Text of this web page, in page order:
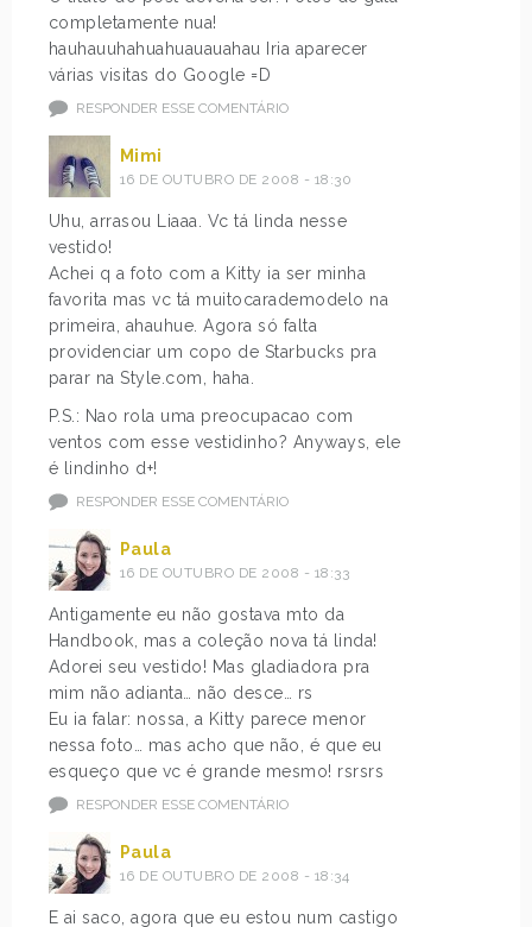
completamente nua!
hauhauuhahuahuauauahau Iria aparecer
várias visitas do Google =D
RESPONDER ESSE COMENTÁRIO
Mimi
16 DE OUTUBRO DE 2008 - 18:30
Uhu, arrasou Liaaa. Vc tá linda nesse
vestido!
Achei q a foto com a Kitty ia ser minha
favorita mas vc tá muitocarademodelo na
primeira, ahauhue. Agora só falta
providenciar um copo de Starbucks pra
parar na Style.com, haha.
P.S.: Nao rola uma preocupacao com
ventos com esse vestidinho? Anyways, ele
é lindinho d+!
RESPONDER ESSE COMENTÁRIO
Paula
16 DE OUTUBRO DE 2008 - 18:33
Antigamente eu não gostava mto da
Handbook, mas a coleção nova tá linda!
Adorei seu vestido! Mas gladiadora pra
mim não adianta… não desce… rs
Eu ia falar: nossa, a Kitty parece menor
nessa foto… mas acho que não, é que eu
esqueço que vc é grande mesmo! rsrsrs
RESPONDER ESSE COMENTÁRIO
Paula
16 DE OUTUBRO DE 2008 - 18:34
E ai saco, agora que eu estou num castigo